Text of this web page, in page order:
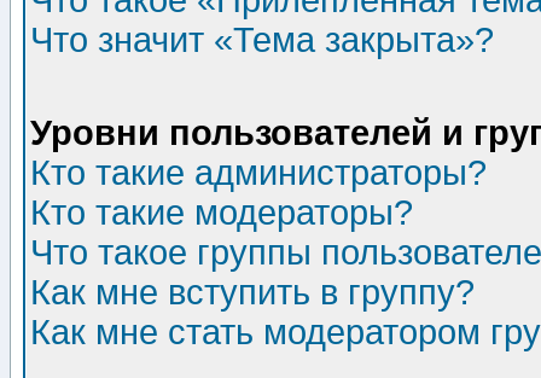
Что значит «Тема закрыта»?
Уровни пользователей и
Кто такие администраторы?
Кто такие модераторы?
Что такое группы
Как мне вступить в группу?
Как мне стать модератором